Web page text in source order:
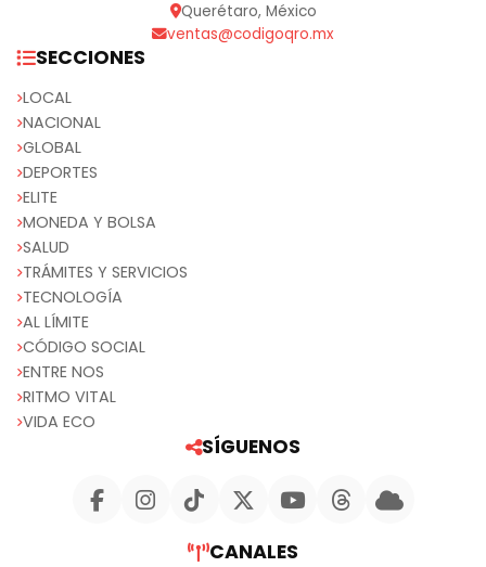
Querétaro, México
ventas@codigoqro.mx
SECCIONES
LOCAL
NACIONAL
GLOBAL
DEPORTES
ELITE
MONEDA Y BOLSA
SALUD
TRÁMITES Y SERVICIOS
TECNOLOGÍA
AL LÍMITE
CÓDIGO SOCIAL
ENTRE NOS
RITMO VITAL
VIDA ECO
SÍGUENOS
CANALES